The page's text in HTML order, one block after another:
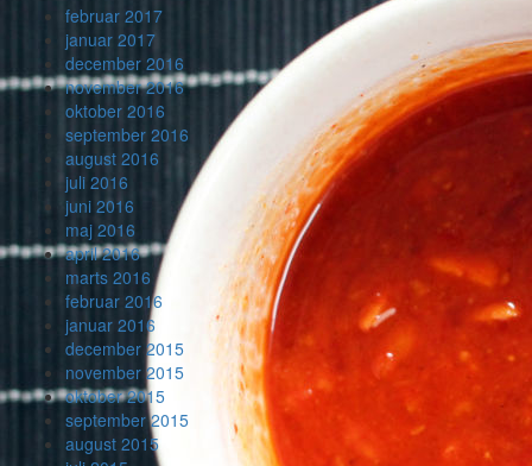
februar 2017
januar 2017
december 2016
november 2016
oktober 2016
september 2016
august 2016
juli 2016
juni 2016
maj 2016
april 2016
marts 2016
februar 2016
januar 2016
december 2015
november 2015
oktober 2015
september 2015
august 2015